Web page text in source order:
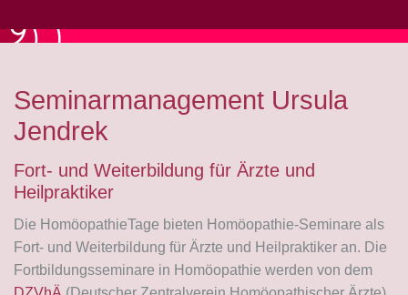
Seminarmanagement Ursula
Jendrek
Fort- und Weiterbildung für Ärzte und
Heilpraktiker
Die HomöopathieTage bieten Homöopathie-Seminare als
Fort- und Weiterbildung für Ärzte und Heilpraktiker an. Die
Fortbildungsseminare in Homöopathie werden von dem